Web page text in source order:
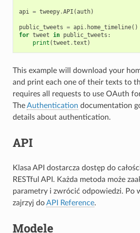
api = tweepy.API (auth)
public_tweets = api. home_timeline()
for tweet in public_tweets :
print (tweet .text )
This example will download your
and print each one of their texts to
requires all requests to use OAuth
TheAuthentication documentation
details about authentication.
API
Klasa API dostarcza dostęp do
RESTful API. Każda metoda może
parametry i zwrócić odpowiedzi. Po
zajrzyj doAPI Reference.
Modele